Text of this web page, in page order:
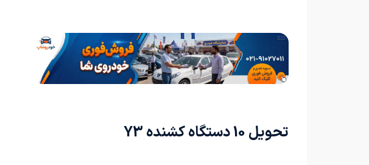
تحویل 10 دستگاه کشنده Y3